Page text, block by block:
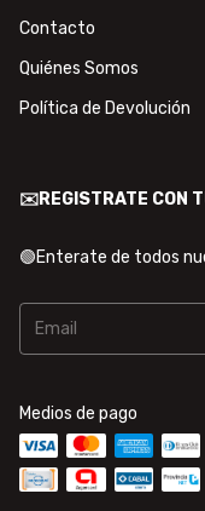
Contacto
Quiénes Somos
Política de Devolución
✉️REGISTRATE CON
🟢Enterate de todos
Medios de pago